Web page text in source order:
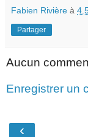
Fabien Rivière à
Partager
Aucun
Enregistrer un
‹